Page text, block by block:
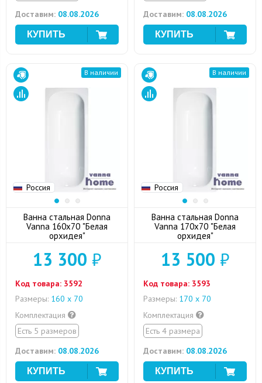
Доставим: 08.08.2026
Доставим: 08.08.2026
Россия
В наличии
Ванна стальная Donna
Vanna 160x70 "Белая
орхидея"
13 300 ₽
Код товара: 3592
Размеры: 160 х 70
Комплектация
Есть 5 размеров
Доставим: 08.08.2026
Россия
В наличии
Ванна стальная Donna
Vanna 170x70 "Белая
орхидея"
13 500 ₽
Код товара: 3593
Размеры: 170 х 70
Комплектация
Есть 4 размера
Доставим: 08.08.2026